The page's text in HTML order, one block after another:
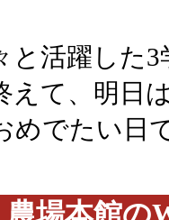
活躍した3
て、明日
めでたい日